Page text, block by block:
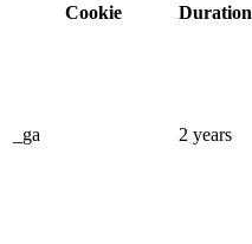
Cookie
Duration
_ga 2 years